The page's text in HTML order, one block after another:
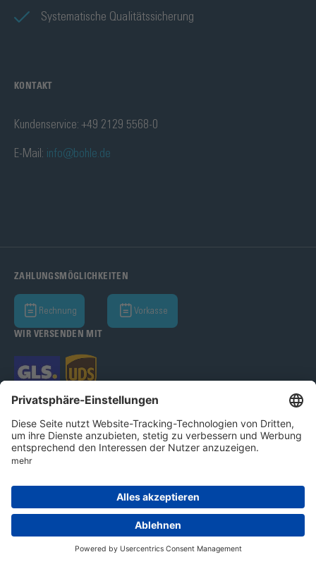
Systematische Qualitätssicherung
KONTAKT
Kundenservice: +49 2129 5568-0
E-Mail: info@bohle.de
ZAHLUNGSMÖGLICHKEITEN
Rechnung Vorkasse
WIR VERSENDEN MIT
Bohle AG 2026
Impressum